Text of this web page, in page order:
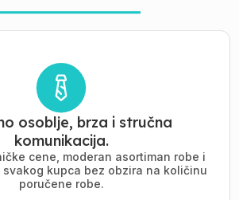
osoblje, brza i stručna
komunikacija.
cene, moderan asortiman robe i
kupca bez obzira na količinu
poručene robe.